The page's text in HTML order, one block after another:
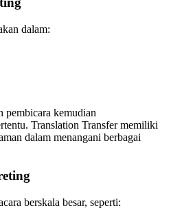
dalam:
pembicara kemudian
Translation Transfer memiliki
dalam menangani berbagai
berskala besar, seperti: